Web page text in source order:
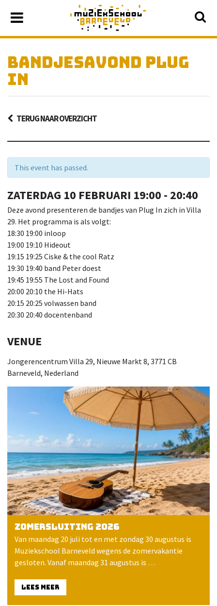
BANDJESAVOND PLUG
IN
TERUG NAAR OVERZICHT
This event has passed.
ZATERDAG 10 FEBRUARI 19:00 - 20:40
Deze avond presenteren de bandjes van Plug In zich in Villa
29. Het programma is als volgt:
18:30 19:00 inloop
19:00 19:10 Hideout
19:15 19:25 Ciske & the cool Ratz
19:30 19:40 band Peter doest
19:45 19:55 The Lost and Found
20:00 20:10 the Hi-Hats
20:15 20:25 volwassen band
20:30 20:40 docentenband
VENUE
Jongerencentrum Villa 29, Nieuwe Markt 8, 3771 CB
Barneveld, Nederland
Zomersluiting 2026
Van maandag 20 juli tot en met zondag 30 augustus is
Muziekschool Barneveld wegens de zomervakantie
gesloten. Vanaf maandag 31 augustus is …
LEES MEER